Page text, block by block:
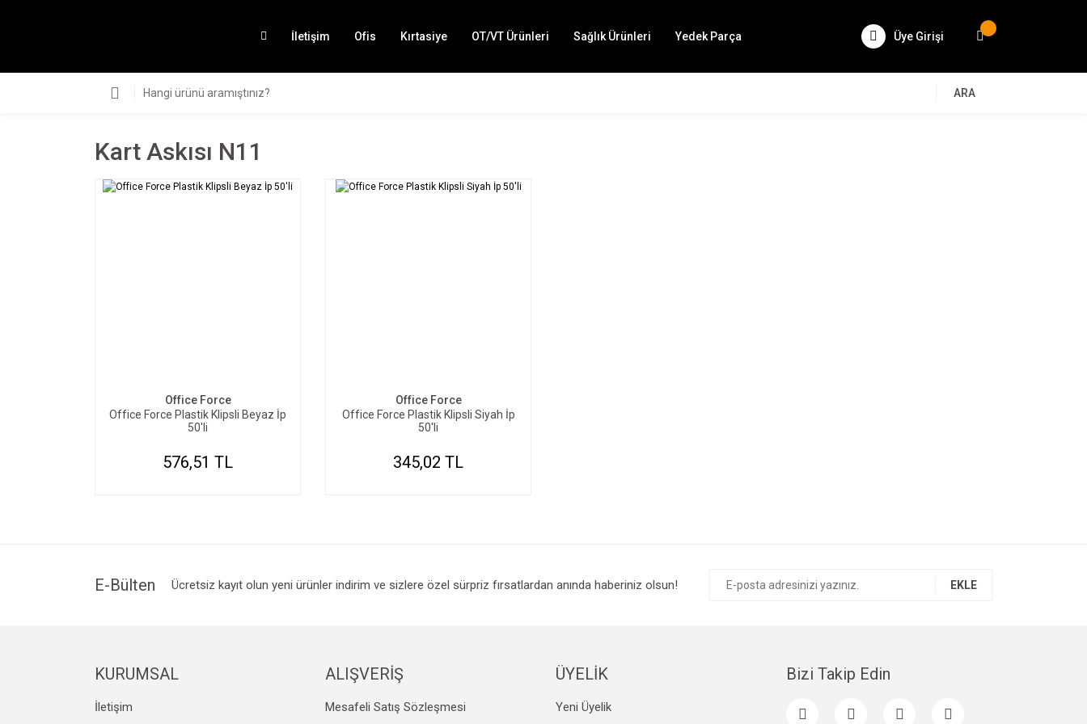
İletişim Ofis Kırtasiye OT/VT Ürünleri Sağlık Ürünleri Yedek Parça Üye Girişi
ARA
Kart Askısı N11
Office Force
Office Force Plastik Klipsli Beyaz İp
50'li
576,51 TL
Office Force
Office Force Plastik Klipsli Siyah İp
50'li
345,02 TL
E-Bülten Ücretsiz kayıt olun yeni ürünler indirim ve sizlere özel sürpriz fırsatlardan anında haberiniz olsun! EKLE
KURUMSAL
İletişim
ALIŞVERİŞ
Mesafeli Satış Sözleşmesi
ÜYELİK
Yeni Üyelik
Bizi Takip Edin